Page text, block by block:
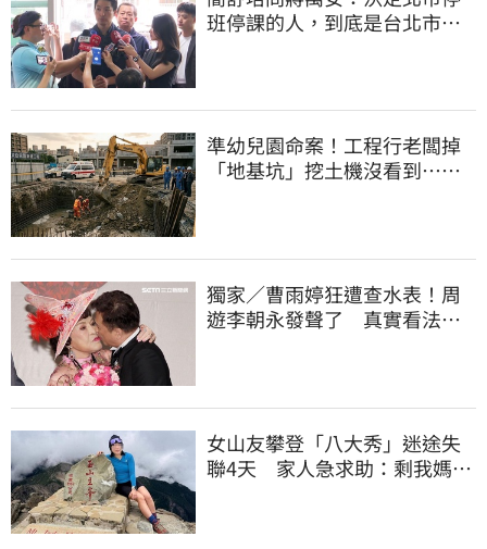
班停課的人，到底是台北市
準幼兒園命案！工程行老闆掉
「地基坑」挖土機沒看到…下
獨家／曹雨婷狂遭查水表！周
遊李朝永發聲了 真實看法曝
女山友攀登「八大秀」迷途失
聯4天 家人急求助：剩我媽還